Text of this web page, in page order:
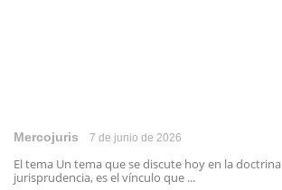
Mercojuris 7 de junio de 2026
El tema Un tema que se discute hoy en la
jurisprudencia, es el vínculo que ...